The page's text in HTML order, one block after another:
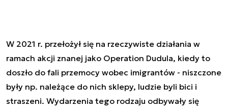
W 2021 r. przełożył się na rzeczywiste działania w
ramach akcji znanej jako Operation Dudula, kiedy to
doszło do fali przemocy wobec imigrantów - niszczone
były np. należące do nich sklepy, ludzie byli bici i
straszeni. Wydarzenia tego rodzaju odbywały się